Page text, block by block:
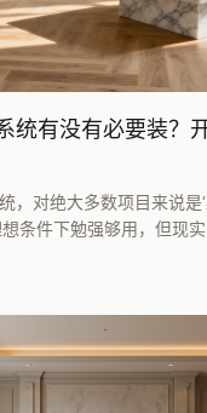
统有没有必要装？
，对绝大多数项目来说是‘
条件下勉强够用，但现